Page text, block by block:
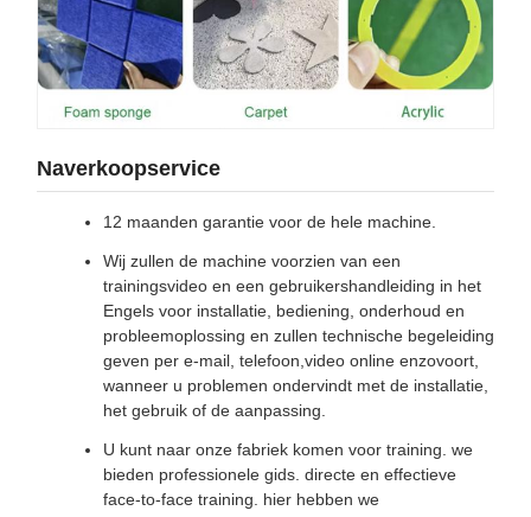
Naverkoopservice
12 maanden garantie voor de hele machine.
Wij zullen de machine voorzien van een
trainingsvideo en een gebruikershandleiding in het
Engels voor installatie, bediening, onderhoud en
probleemoplossing en zullen technische begeleiding
geven per e-mail, telefoon,video online enzovoort,
wanneer u problemen ondervindt met de installatie,
het gebruik of de aanpassing.
U kunt naar onze fabriek komen voor training. we
bieden professionele gids. directe en effectieve
face-to-face training. hier hebben we